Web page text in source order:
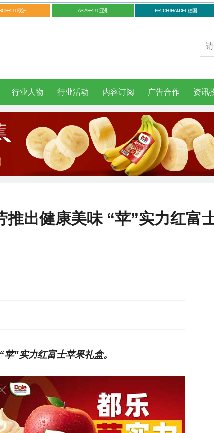
欧洲 ASIAFRUIT 亚洲 FRUCHTHANDEL 德国
行业人物 行业活动 内容订阅 广告合作 资讯
推出健康美味 “苹”实力红富
”实力红富士苹果礼盒。